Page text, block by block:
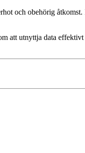
och obehörig
att utnyttja data